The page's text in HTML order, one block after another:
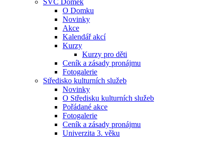
SVČ Domek
O Domku
Novinky
Akce
Kalendář akcí
Kurzy
Kurzy pro děti
Ceník a zásady pronájmu
Fotogalerie
Středisko kulturních služeb
Novinky
O Středisku kulturních služeb
Pořádané akce
Fotogalerie
Ceník a zásady pronájmu
Univerzita 3. věku